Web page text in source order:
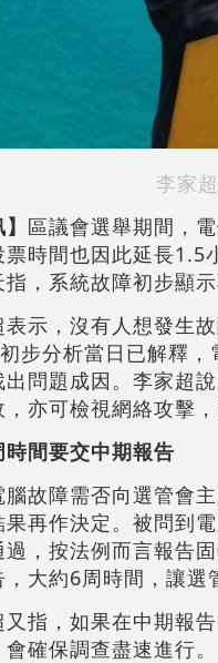
李家
區議會選舉期間，
票時間也因此延長1.5
指，系統故障初步顯
表示，沒有人想發生
步分析當日已解釋
出問題成因。李家超
亦可檢視網絡攻擊
時間要交中期報告
腦故障需否向選管會
果再作決定。被問到
過，按法例而言報告
大約6周時間，讓選
又指，如果在中期報
確保調查盡速進行。